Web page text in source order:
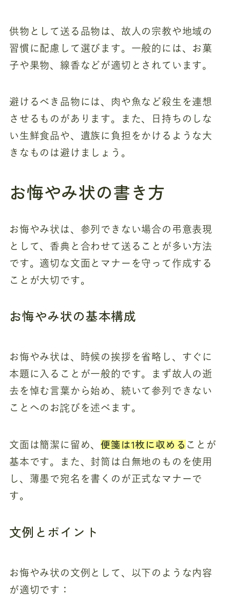
供物として送る品物は、故人の宗教や地域の
習慣に配慮して選びます。一般的には、お菓
子や果物、線香などが適切とされています。
避けるべき品物には、肉や魚など殺生を連想
させるものがあります。また、日持ちのしな
い生鮮食品や、遺族に負担をかけるような大
きなものは避けましょう。
お悔やみ状の書き方
お悔やみ状は、参列できない場合の弔意表現
として、香典と合わせて送ることが多い方法
です。適切な文面とマナーを守って作成する
ことが大切です。
お悔やみ状の基本構成
お悔やみ状は、時候の挨拶を省略し、すぐに
本題に入ることが一般的です。まず故人の逝
去を悼む言葉から始め、続いて参列できない
ことへのお詫びを述べます。
文面は簡潔に留め、便箋は1枚に収めることが
基本です。また、封筒は白無地のものを使用
し、薄墨で宛名を書くのが正式なマナーで
す。
文例とポイント
お悔やみ状の文例として、以下のような内容
が適切です：